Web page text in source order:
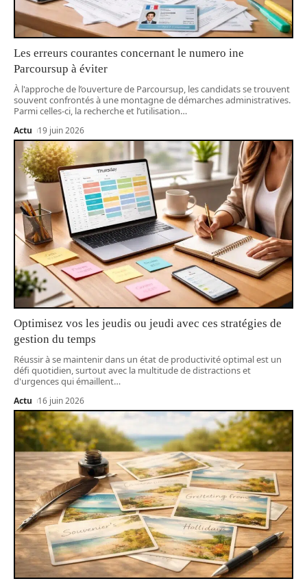
Les erreurs courantes concernant le numero ine
Parcoursup à éviter
À l'approche de l’ouverture de Parcoursup, les candidats se trouvent
souvent confrontés à une montagne de démarches administratives.
Parmi celles-ci, la recherche et l’utilisation…
Actu 19 juin 2026
Optimisez vos les jeudis ou jeudi avec ces stratégies de
gestion du temps
Réussir à se maintenir dans un état de productivité optimal est un
défi quotidien, surtout avec la multitude de distractions et
d'urgences qui émaillent…
Actu 16 juin 2026